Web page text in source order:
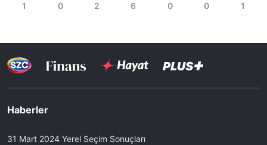
Haberler
31 Mart 2024 Yerel Seçim Sonuçları